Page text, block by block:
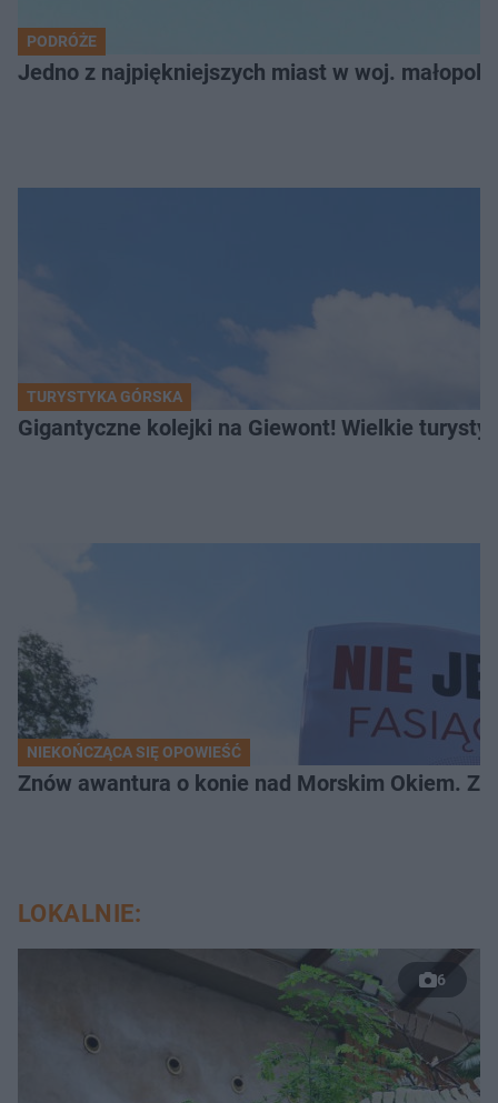
PODRÓŻE
Jedno z najpiękniejszych miast w woj.
TURYSTYKA GÓRSKA
Gigantyczne kolejki na Giewont! Wielkie
NIEKOŃCZĄCA SIĘ OPOWIEŚĆ
Znów awantura o konie nad Morskim Okiem.
LOKALNIE:
6